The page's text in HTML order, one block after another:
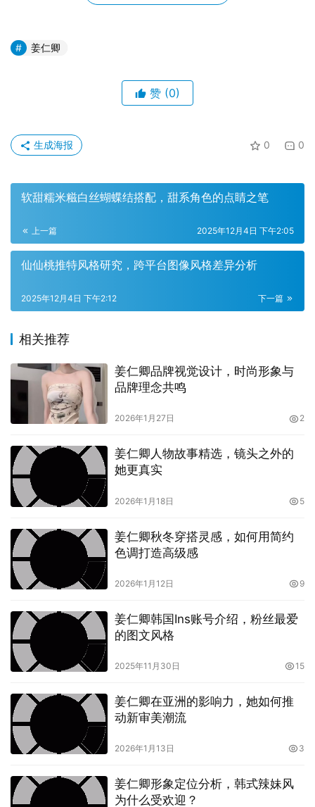
这样，观者的视线会从人物的眼神开始，逐步走向指尖、锁
记。
构图在这些写真里也显得克制而精确。镜头既能贴近人物的
呼吸，又能拉出一段有意味的空间。近距离的特写让肌理讲
述故事，半身与全身的切换则揭示了人物在不同情境中的自
我姿态。镜头语言并非炫技，而是一种对关系的探究：人与
人、人与环境、过去与现在。摄影师常主动引导被摄者进入
一种放松的状态，让自然的姿势和自然的表情成为最真实的
喻。
在叙事层面，写真并非分镜排演的单向入镜，而是对话式的
展示。照片中的动作往往被截留在一个瞬间，却通过系列照
从眉梢滑过，一次眼神的对视，都会在后续的镜头中得到回
姜仁卿
赞 (0)
0 0
生成海报
软甜糯米糍白丝蝴蝶结搭配，甜系角色的点睛之笔
上一篇 2025年12月4日 下午2:05
仙仙桃推特风格研究，跨平台图像风格差异分析
下一篇
2025年12月4日 下午2:12
相关推荐
姜仁卿品牌视觉设计，时尚形象与
品牌理念共鸣
2026年1月27日 2
姜仁卿人物故事精选，镜头之外的
她更真实
2026年1月18日 5
姜仁卿秋冬穿搭灵感，如何用简约
色调打造高级感
2026年1月12日 9
姜仁卿韩国Ins账号介绍，粉丝最爱
的图文风格
2025年11月30日 15
姜仁卿在亚洲的影响力，她如何推
动新审美潮流
2026年1月13日 3
姜仁卿形象定位分析，韩式辣妹风
为什么受欢迎？